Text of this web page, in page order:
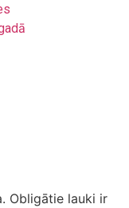
Obligātie lauki ir